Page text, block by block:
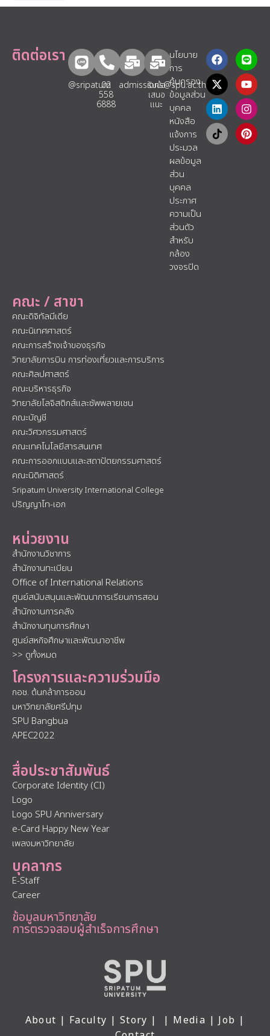
คณะ / สาขา
คณะดิจิทัลมีเดีย
คณะนิเทศศาสตร์
คณะการสร้างเจ้าของธุรกิจ
วิทยาลัยการบิน การท่องเที่ยวและการบริการ
คณะศิลปศาสตร์
คณะบริหารธุรกิจ
วิทยาลัยโลจิสติกส์และซัพพลายเชน
คณะบัญชี
คณะวิศวกรรมศาสตร์
คณะเทคโนโลยีสารสนเทศ
คณะการออกแบบและสถาปัตยกรรมศาสตร์
คณะนิติศาสตร์
Sripatum University International College
ปริญญาโท-เอก
หน่วยงาน
สำนักงานวิชาการ
สำนักงานทะเบียน
Office of International Relations
ศูนย์สนับสนุนและพัฒนาการเรียนการสอน
สำนักงานการคลัง
สำนักงานทุนการศึกษา
ศูนย์สหกิจศึกษาและพัฒนาอาชีพ
>> ดูทั้งหมด
โครงการและความร่วมมือ
กอช. ต้นกล้าการออม
มหาวิทยาลัยศรีปทุม
SPU Bangbua
APEC2022
สื่อประชาสัมพันธ์
Corporate Identity (CI)
Logo
Logo SPU Anniversary
e-Card Happy New Year
เพลงมหาวิทยาลัย
บุคลากร
E-Staff
Career
ข้อมูลมหาวิทยาลัย
การตรวจสอบผู้สำเร็จการศึกษา
ติดต่อเรา
@sripatum
02
558
6888
admissions@spu.ac.th
รับข้อ
เสนอ
แนะ​
นโยบาย
การ
คุ้มครอง
ข้อมูลส่วน
บุคคล
หนังสือ
แจ้งการ
ประมวล
ผลข้อมูล
ส่วน
บุคคล
ประกาศ
ความเป็น
ส่วนตัว
สำหรับ
กล้อง
วงจรปิด
About | Faculty | Story | | Media | Job |